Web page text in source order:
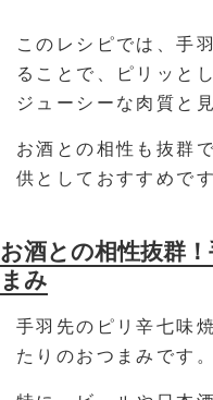
このレシピでは、手
ることで、ピリッと
ジューシーな肉質と
お酒との相性も抜群
供としておすすめです
お酒との相性抜群
まみ
手羽先のピリ辛七味
たりのおつまみです。